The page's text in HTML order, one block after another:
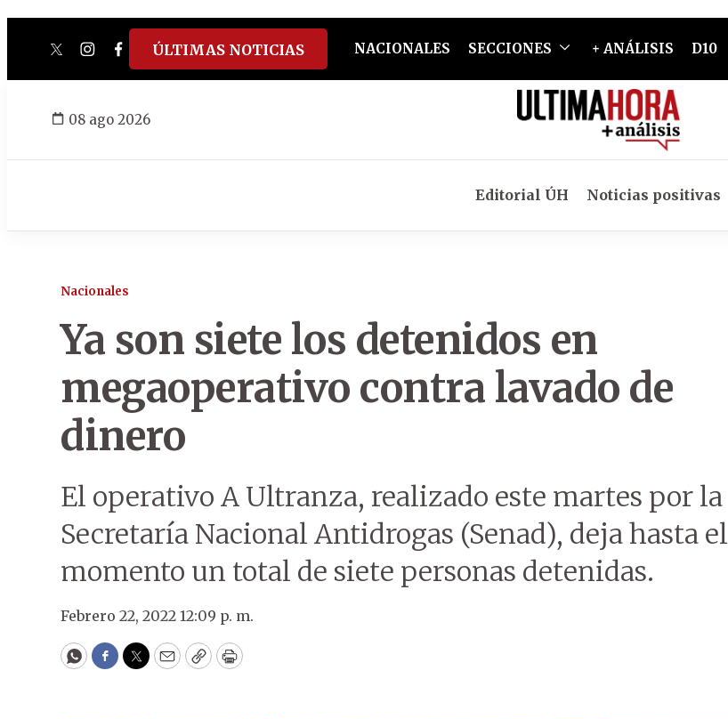
twitterinstagram
facebook
tiktokyoutube
spotify
ÚLTIMAS NOTICIAS NACIONALES SECCIONES + ANÁLISIS D10
08 ago 2026
Editorial ÚH Noticias positivas
Nacionales
Ya son siete los detenidos en
megaoperativo contra lavado de
dinero
El operativo A Ultranza, realizado este martes por la
Secretaría Nacional Antidrogas (Senad), deja hasta el
momento un total de siete personas detenidas.
Febrero 22, 2022 12:09 p. m.
WhatsApp
Facebook
Twitter
EmailCopyPrint